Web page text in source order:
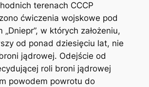
terenach CCCP
ćwiczenia wojskowe pod
„Dniepr”, w których założeniu,
od ponad dziesięciu lat, nie
jądrowej. Odejście od
roli broni jądrowej
powodem powrotu do